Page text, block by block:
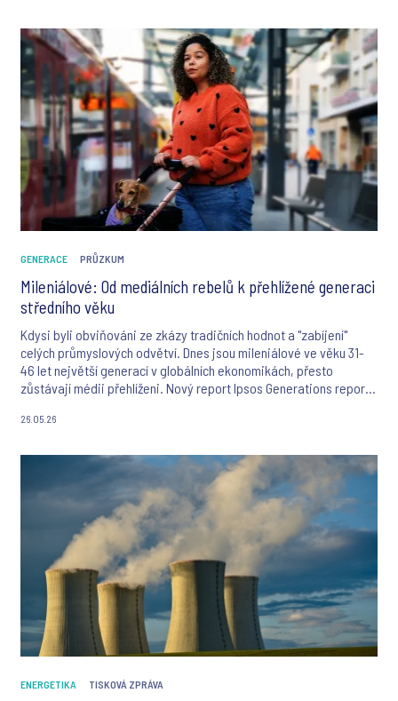
GENERACE PRŮZKUM
Mileniálové: Od mediálních rebelů k přehlížené generaci
středního věku
Kdysi byli obviňováni ze zkázy tradičních hodnot a "zabíjení"
celých průmyslových odvětví. Dnes jsou mileniálové ve věku 31-
46 let největší generací v globálních ekonomikách, přesto
zůstávají médii přehlíženi. Nový report Ipsos Generations report
dnešní ekonomiky.
26.05.26
ENERGETIKA TISKOVÁ ZPRÁVA